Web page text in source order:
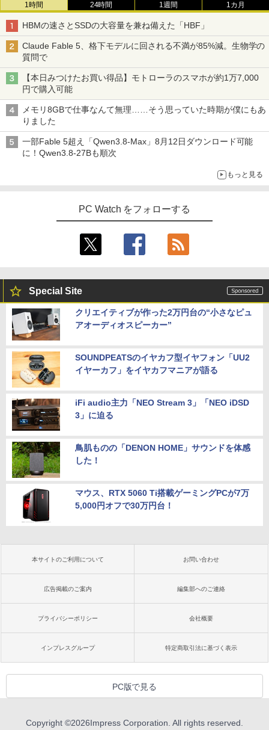
1時間 24時間 1週間 1カ月
HBMの速さとSSDの大容量を兼ね備えた「HBF」
Claude Fable 5、格下モデルに回される不満が85%減。生物学の
質問で
【本日みつけたお買い得品】モトローラのスマホが約1万7,000
円で購入可能
メモリ8GBで仕事なんて無理……そう思っていた時期が僕にもあ
りました
一部Fable 5超え「Qwen3.8-Max」8月12日ダウンロード可能
に！Qwen3.8-27Bも順次
もっと見る
PC Watch をフォローする
Special Site
クリエイティブが作った2万円台の“小さなピュ
アオーディオスピーカー”
SOUNDPEATSのイヤカフ型イヤフォン「UU2
イヤーカフ」をイヤカフマニアが語る
iFi audio主力「NEO Stream 3」「NEO iDSD
3」に迫る
鳥肌ものの「DENON HOME」サウンドを体感
した！
マウス、RTX 5060 Ti搭載ゲーミングPCが7万
5,000円オフで30万円台！
本サイトのご利用について お問い合わせ
広告掲載のご案内 編集部へのご連絡
プライバシーポリシー 会社概要
インプレスグループ 特定商取引法に基づく表示
PC版で見る
Copyright ©2026Impress Corporation. All rights reserved.